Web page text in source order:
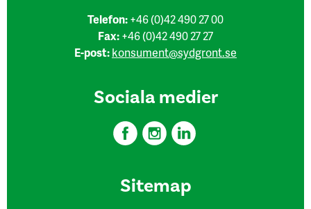
Telefon:+46 (0)42 490 27 00
Fax:+46 (0)42 490 27 27
E-post:konsument@sydgront.se
Sociala medier
Sitemap